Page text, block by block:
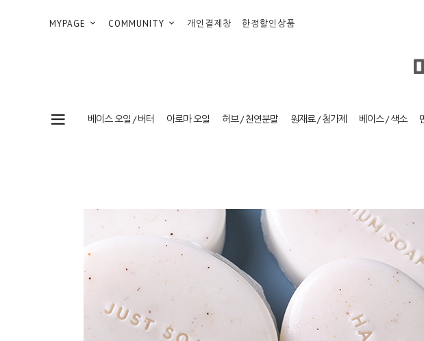
MYPAGE COMMUNITY 개인결제창 한정할인상품
베이스 오일 / 버터 아로마 오일 허브 / 천연분말 원재료 / 첨가제 베이스 / 색소